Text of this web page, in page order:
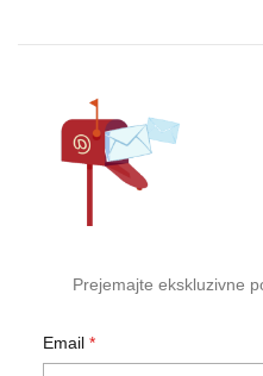
Prejemajte ekskluzivne
Email